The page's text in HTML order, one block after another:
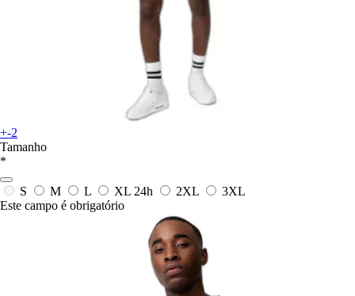
+-2
Tamanho
*
S M L XL 24h 2XL
3XL
Este campo é obrigatório